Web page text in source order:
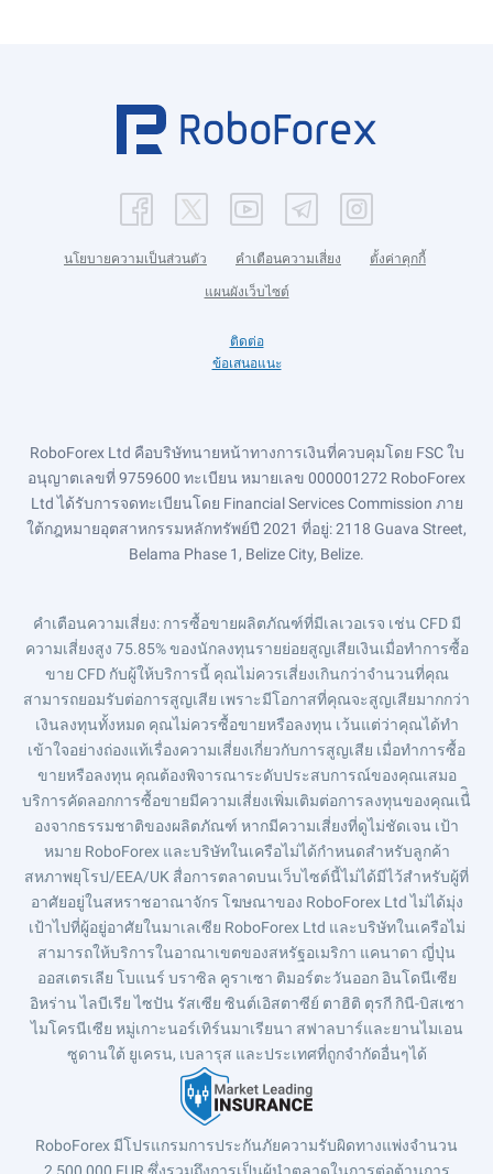
นโยบายความเป็นส่วนตัว คำเตือนความเสี่ยง ตั้งค่าคุกกี้
แผนผังเว็บไซต์
ติดต่อ
ข้อเสนอแนะ
RoboForex Ltd คือบริษัทนายหน้าทางการเงินที่ควบคุมโดย FSC ใบ
อนุญาตเลขที่ 9759600 ทะเบียน หมายเลข 000001272 RoboForex
Ltd ได้รับการจดทะเบียนโดย Financial Services Commission ภาย
ใต้กฎหมายอุตสาหกรรมหลักทรัพย์ปี 2021 ที่อยู่: 2118 Guava Street,
Belama Phase 1, Belize City, Belize.
คำเตือนความเสี่ยง: การซื้อขายผลิตภัณฑ์ที่มีเลเวอเรจ เช่น CFD มี
ความเสี่ยงสูง 75.85% ของนักลงทุนรายย่อยสูญเสียเงินเมื่อทำการซื้อ
ขาย CFD กับผู้ให้บริการนี้ คุณไม่ควรเสี่ยงเกินกว่าจำนวนที่คุณ
สามารถยอมรับต่อการสูญเสีย เพราะมีโอกาสที่คุณจะสูญเสียมากกว่า
เงินลงทุนทั้งหมด คุณไม่ควรซื้อขายหรือลงทุน เว้นแต่ว่าคุณได้ทำ
เข้าใจอย่างถ่องแท้เรื่องความเสี่ยงเกี่ยวกับการสูญเสีย เมื่อทำการซื้อ
ขายหรือลงทุน คุณต้องพิจารณาระดับประสบการณ์ของคุณเสมอ
บริการคัดลอกการซื้อขายมีความเสี่ยงเพิ่มเติมต่อการลงทุนของคุณเนื่ิ
องจากธรรมชาติของผลิตภัณฑ์ หากมีความเสี่ยงที่ดูไม่ชัดเจน เป้า
หมาย RoboForex และบริษัทในเครือไม่ได้กำหนดสำหรับลูกค้า
สหภาพยุโรป/EEA/UK สื่อการตลาดบนเว็บไซต์นี้ไม่ได้มีไว้สำหรับผู้ที่
อาศัยอยู่ในสหราชอาณาจักร โฆษณาของ RoboForex Ltd ไม่ได้มุ่ง
เป้าไปที่ผู้อยู่อาศัยในมาเลเซีย RoboForex Ltd และบริษัทในเครือไม่
สามารถให้บริการในอาณาเขตของสหรัฐอเมริกา แคนาดา ญี่ปุ่น
ออสเตรเลีย โบแนร์ บราซิล คูราเซา ติมอร์ตะวันออก อินโดนีเซีย
อิหร่าน ไลบีเรีย ไซปัน รัสเซีย ซินต์เอิสตาซีย์ ตาฮิติ ตุรกี กินี-บิสเซา
ไมโครนีเซีย หมู่เกาะนอร์เทิร์นมาเรียนา สฟาลบาร์และยานไมเอน
ซูดานใต้ ยูเครน, เบลารุส และประเทศที่ถูกจำกัดอื่นๆได้
RoboForex มีโปรแกรมการประกันภัยความรับผิดทางแพ่งจำนวน